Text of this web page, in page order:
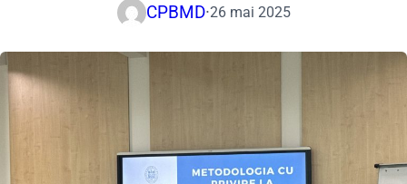
CPBMD·26 mai 2025